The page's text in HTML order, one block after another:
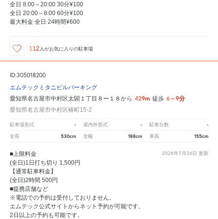
全日 8:00～20:00 30分¥100
全日 20:00～8:00 60分¥100
最大料金 全日 24時間¥600
112 人がお気に入りの駐車場
ID:305018200
エムテックミタニビルパーキング
愛知県名古屋市中村区太閤１丁目８ー１８から 429m 徒歩 6～9分
愛知県名古屋市中村区椿町15-2
駐車場形式 - 屋内外形式 - 駐車台数 -
全長 530cm 全幅 188cm 車高 155cm
2026年7月24日 更新
■上限料金
(全日)1日打ち切り 1,500円
【通常駐車料金】
(全日)2時間 500円
■提携店舗など
※電話での予約は受付しておりません。
エムテック公式サイトからネット予約が可能です。
2日以上の予約も可能です。